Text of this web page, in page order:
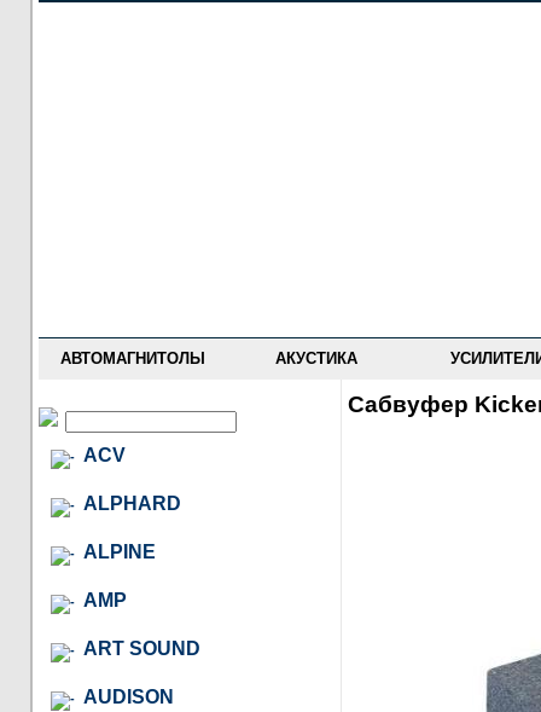
АВТОМАГНИТОЛЫ АКУСТИКА
ACV
ALPHARD
ALPINE
AMP
ART SOUND
AUDISON
Сабвуфер